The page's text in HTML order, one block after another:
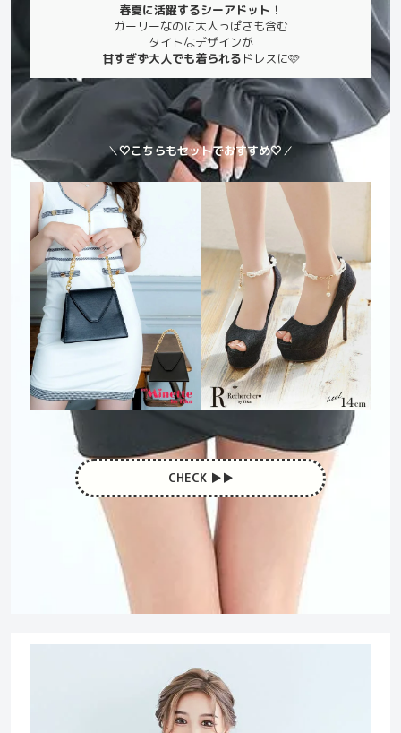
春夏に活躍するシーアドット！
ガーリーなのに大人っぽさも含む
タイトなデザインが
甘すぎず大人でも着られる ドレスに🩷
＼🤍こちらもセットでおすすめ🤍／
CHECK ▶︎▶︎